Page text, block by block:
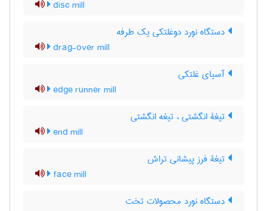
disc mill
دستگاه نورد دوغلتکی یک طرفه
drag-over mill
آسیای غلتکی
edge runner mill
تیغۀ انگشتی ، تیغه انگشتی
end mill
تیغۀ فرز پیشانی تراش
face mill
دستگاه نورد محصولات تخت